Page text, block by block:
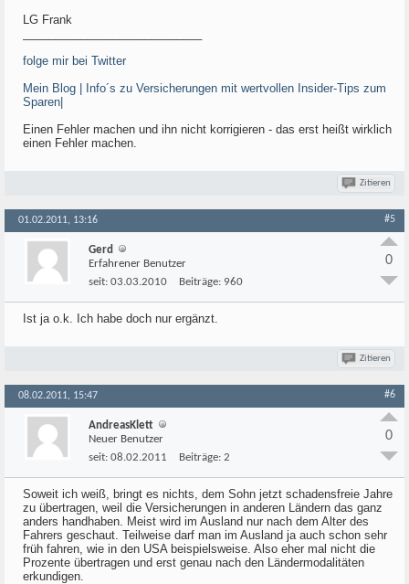
LG Frank
folge mir bei Twitter
Mein Blog | Info´s zu Versicherungen mit wertvollen Insider-Tips zum
Sparen|
Einen Fehler machen und ihn nicht korrigieren - das erst heißt wirklich
einen Fehler machen.
Zitieren
01.02.2011, 13:16 #5
Gerd
Erfahrener Benutzer
seit: 03.03.2010 Beiträge: 960
0
Ist ja o.k. Ich habe doch nur ergänzt.
Zitieren
08.02.2011, 15:47 #6
AndreasKlett
Neuer Benutzer
seit: 08.02.2011 Beiträge: 2
0
Soweit ich weiß, bringt es nichts, dem Sohn jetzt schadensfreie Jahre
zu übertragen, weil die Versicherungen in anderen Ländern das ganz
anders handhaben. Meist wird im Ausland nur nach dem Alter des
Fahrers geschaut. Teilweise darf man im Ausland ja auch schon sehr
früh fahren, wie in den USA beispielsweise. Also eher mal nicht die
Prozente übertragen und erst genau nach den Ländermodalitäten
erkundigen.